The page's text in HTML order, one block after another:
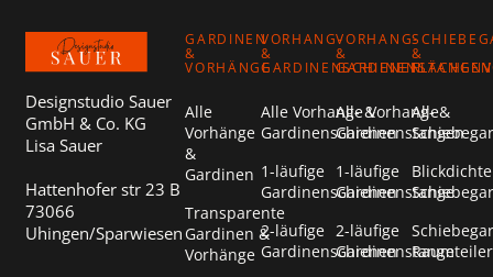
Designstudio Sauer
GmbH & Co. KG
Lisa Sauer
Hattenhofer str 23 B
73066
Uhingen/Sparwiesen
GARDINEN
&
VORHÄNGE
Alle
Vorhänge
&
Gardinen
Transparente
Gardinen &
Vorhänge
VORHANG-
&
GARDINENSCHIENEN
Alle Vorhang- &
Gardinenschienen
1-läufige
Gardinenschienen
2-läufige
Gardinenschienen
VORHANG-
&
GARDINENSTANGEN
Alle Vorhang- &
Gardinenstangen
1-läufige
Gardinenstange
2-läufige
Gardinenstange
&
Alle
Blickdichte
Raumteiler